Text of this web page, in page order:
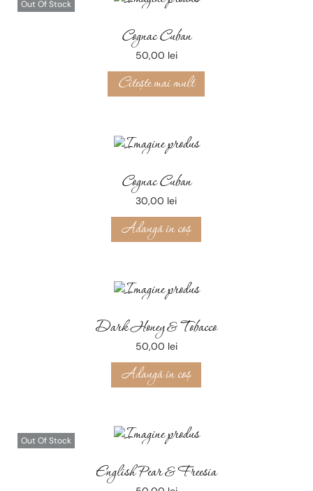
Out Of Stock
Cognac Cuban
50,00 lei
Citește mai mult
Cognac Cuban
30,00 lei
Adaugă în coș
Dark Honey & Tobacco
50,00 lei
Adaugă în coș
Out Of Stock
English Pear & Freesia